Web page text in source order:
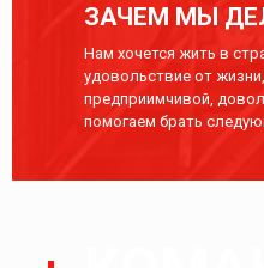
ЗАЧЕМ МЫ
Нам хочется жить в
удовольствие от
предприимчивой,
помогаем брать